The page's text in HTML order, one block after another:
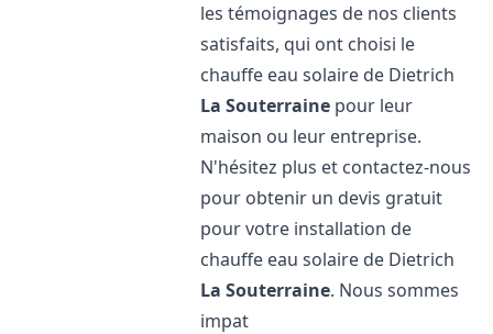
les témoignages de nos clients
satisfaits, qui ont choisi le
chauffe eau solaire de Dietrich
La Souterraine pour leur
maison ou leur entreprise.
N'hésitez plus et contactez-nous
pour obtenir un devis gratuit
pour votre installation de
chauffe eau solaire de Dietrich
La Souterraine. Nous sommes
impat